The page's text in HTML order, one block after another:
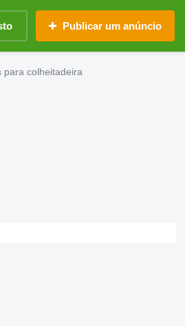
Publicar um anúncio
para colheitadeira